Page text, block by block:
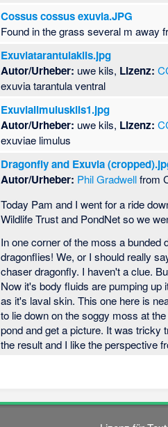
Cossus cossus exuvia.JPG
Found in the grass several m away
Exuviatarantulakils.jpg
Autor/Urheber: uwe kils, Lizenz:
exuvia tarantula ventral
Exuvialimuluskils1.jpg
Autor/Urheber: uwe kils, Lizenz:
exuviae limulus
Dragonfly and Exuvia
Autor/Urheber: Phil Gradwellfrom
Today Pam and I went for a ride
Wildlife Trust and PondNet so we
In one corner of the moss a bunded
dragonflies! We, or I should really
chaser dragonfly. I haven't a clue.
Now it's body fluids are pumping up
as it's laval skin. This one here is
to lie down on the soggy moss at
pond and get a picture. It was tricky
the result and I like the perspective